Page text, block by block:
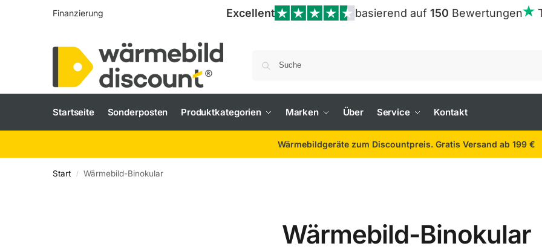
Finanzierung Excellent basierend auf150 Bewertungen
Startseite Sonderposten Produktkategorien Marken Über Service Kontakt
Wärmebildgeräte zum Discountpreis. Gratis Versand ab 199 €
Start / Wärmebild-Binokular
Wärmebild-Binokular